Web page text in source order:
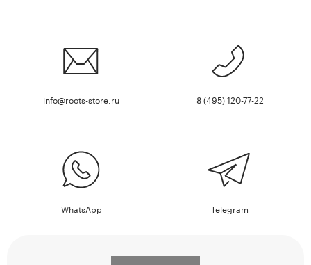
info@roots-store.ru 8 (495) 120-77-22
WhatsApp Telegram